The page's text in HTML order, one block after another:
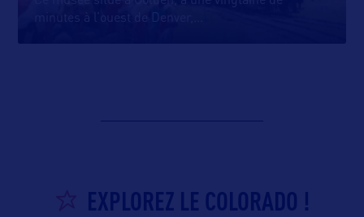
minutes à l’ouest de Denver,
EXPLOREZ LE COLORADO !